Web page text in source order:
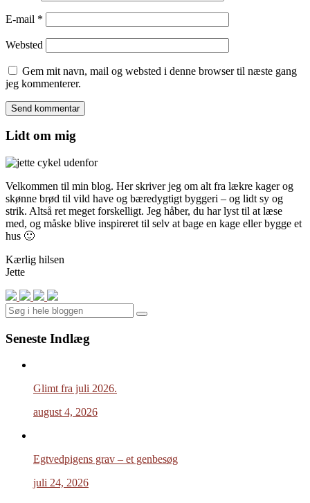
E-mail *
Websted
Gem mit navn, mail og websted i denne browser til næste gang
jeg kommenterer.
Lidt om mig
Velkommen til min blog. Her skriver jeg om alt fra lækre kager og
skønne brød til vild have og bæredygtigt byggeri – og lidt sy og
strik. Altså ret meget forskelligt. Jeg håber, du har lyst til at læse
med, og måske blive inspireret til selv at bage en kage eller bygge et
hus 🙂
Kærlig hilsen
Jette
Search
Seneste Indlæg
Glimt fra juli 2026.
august 4, 2026
Egtvedpigens grav – et genbesøg
juli 24, 2026